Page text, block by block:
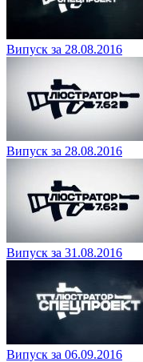
Випуск за 28.08.2016
Випуск за 28.08.2016
Випуск за 31.08.2016
Випуск за 06.09.2016